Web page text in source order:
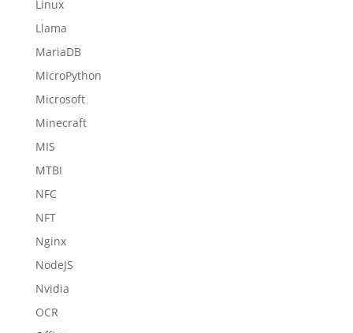
Linux
Llama
MariaDB
MicroPython
Microsoft
Minecraft
MIS
MTBI
NFC
NFT
Nginx
NodeJS
Nvidia
OCR